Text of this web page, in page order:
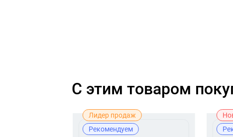
C этим товаром
Лидер продаж
Рекомендуем